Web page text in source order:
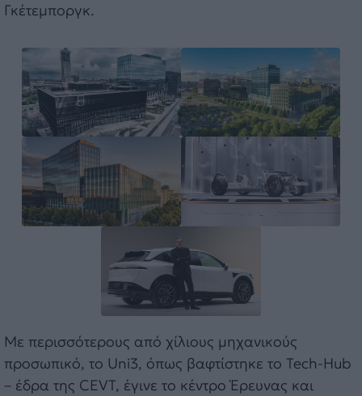
Γκέτεμποργκ.
Με περισσότερους από χίλιους μηχανικούς
προσωπικό, το Uni3, όπως βαφτίστηκε το Tech-Hub
– έδρα της CEVT, έγινε το κέντρο Έρευνας και